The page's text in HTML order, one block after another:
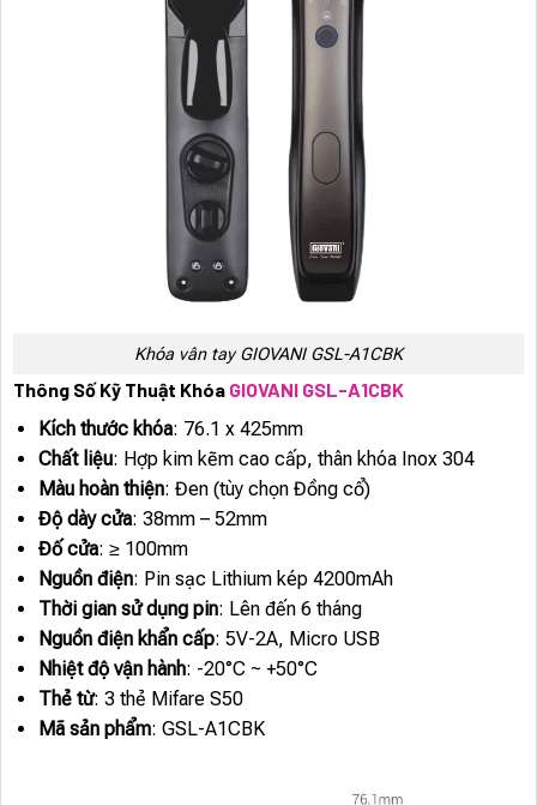
Khóa vân tay GIOVANI GSL-A1CBK
Thông Số Kỹ Thuật Khóa GIOVANI GSL-A1CBK
Kích thước khóa: 76.1 x 425mm
Chất liệu: Hợp kim kẽm cao cấp, thân khóa Inox 304
Màu hoàn thiện: Đen (tùy chọn Đồng cổ)
Độ dày cửa: 38mm – 52mm
Đố cửa: ≥ 100mm
Nguồn điện: Pin sạc Lithium kép 4200mAh
Thời gian sử dụng pin: Lên đến 6 tháng
Nguồn điện khẩn cấp: 5V-2A, Micro USB
Nhiệt độ vận hành: -20°C ~ +50°C
Thẻ từ: 3 thẻ Mifare S50
Mã sản phẩm: GSL-A1CBK